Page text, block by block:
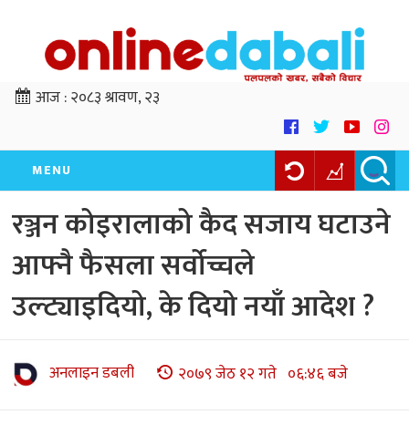
आज :२०८३ श्रावण, २३
MENU
रञ्जन कोइरालाको कैद सजाय घटाउने
आफ्नै फैसला सर्वोच्चले
उल्ट्याइदियो, के दियो नयाँ आदेश ?
अनलाइन डबली २०७९ जेठ १२ गते ०६:४६ बजे